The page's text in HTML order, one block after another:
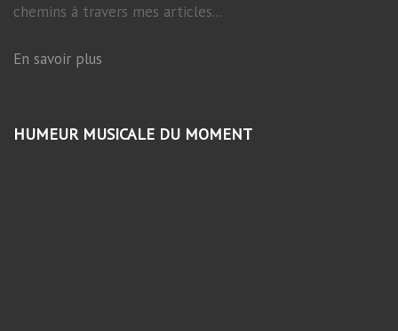
chemins à travers mes articles...
En savoir plus
HUMEUR MUSICALE DU MOMENT